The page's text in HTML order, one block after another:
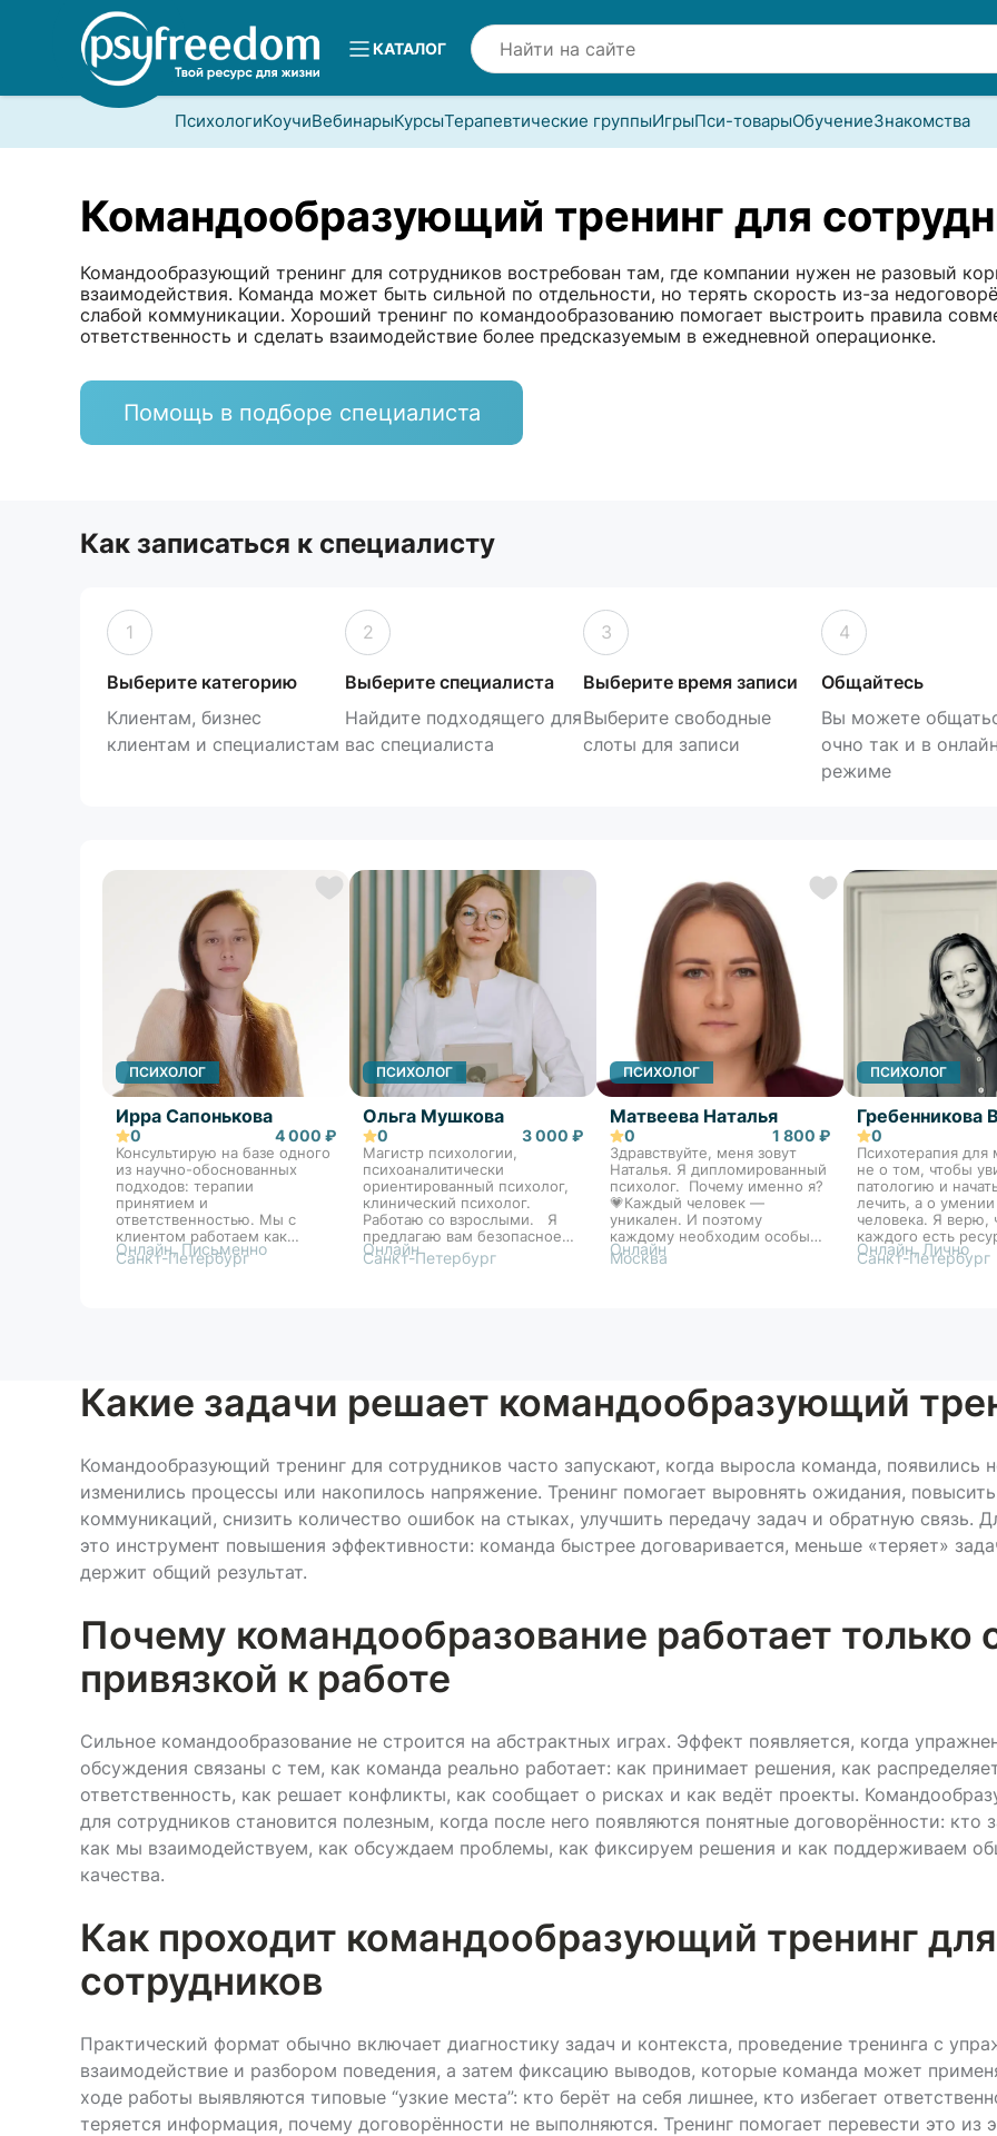
КАТАЛОГ
ПсихологиКоучиВебинарыКурсыТерапевтические группыИгрыПси-товарыОбучениеЗнакомства
Командообразующий тренинг для
Командообразующий тренинг для сотрудников востребован там, где компании нужен не разовый
взаимодействия. Команда может быть сильной по отдельности, но терять скорость из-за
слабой коммуникации. Хороший тренинг по командообразованию помогает выстроить правила
ответственность и сделать взаимодействие более предсказуемым в ежедневной операционке.
Помощь в подборе специалиста
Как записаться к специалисту
1
Выберите категорию
Клиентам, бизнес
клиентам и специалистам
2
Выберите специалиста
Найдите подходящего для
вас специалиста
3
Выберите время записи
Выберите свободные
слоты для записи
4
Общайтесь
Вы можете
очно так и в онлайн
режиме
ПСИХОЛОГ
Ирра Сапонькова
0 4 000 ₽
Консультирую на базе одного
из научно-обоснованных
подходов: терапии
принятием и
ответственностью. Мы с
клиентом работаем как
команда над достижением
целей и задач терапии. Свой
жизнь. Если ситуация
позволяет, предпочитаю
Онлайн, Письменно
Санкт-Петербург
ПСИХОЛОГ
Ольга Мушкова
0 3 000 ₽
Магистр психологии,
психоаналитически
ориентированный психолог,
клинический психолог.
Работаю со взрослыми. Я
предлагаю вам безопасное
пространство, где мы
сможем найти источник
Онлайн
Санкт-Петербург
ПСИХОЛОГ
Матвеева Наталья
0 1 800 ₽
Здравствуйте, меня зовут
Наталья. Я дипломированный
психолог. Почему именно я?
💗Каждый человек —
уникален. И поэтому
каждому необходим особый
подход. Опираясь на это для
работы я использую
тренд, а осознанный
профессиональный выбор.
Онлайн
Москва
ПСИХОЛОГ
Гребенникова
0
Психотерапия для
не о том, чтобы
патологию и
лечить, а о
человека. Я верю,
каждого есть
открытия себя.
важно увидеть Вашу
«свою» жизнь и
согласии с собой!
Онлайн, Лично
Санкт-Петербург
Какие задачи решает командообразующий
Командообразующий тренинг для сотрудников часто запускают, когда выросла команда, появились
изменились процессы или накопилось напряжение. Тренинг помогает выровнять ожидания,
коммуникаций, снизить количество ошибок на стыках, улучшить передачу задач и обратную связь.
это инструмент повышения эффективности: команда быстрее договаривается, меньше «теряет»
держит общий результат.
Почему командообразование работает только
привязкой к работе
Сильное командообразование не строится на абстрактных играх. Эффект появляется, когда
обсуждения связаны с тем, как команда реально работает: как принимает решения, как
ответственность, как решает конфликты, как сообщает о рисках и как ведёт проекты.
для сотрудников становится полезным, когда после него появляются понятные договорённости: кто
как мы взаимодействуем, как обсуждаем проблемы, как фиксируем решения и как поддерживаем
качества.
Как проходит командообразующий тренинг для
сотрудников
Практический формат обычно включает диагностику задач и контекста, проведение тренинга с
взаимодействие и разбором поведения, а затем фиксацию выводов, которые команда может
ходе работы выявляются типовые “узкие места”: кто берёт на себя лишнее, кто избегает
теряется информация, почему договорённости не выполняются. Тренинг помогает перевести это из